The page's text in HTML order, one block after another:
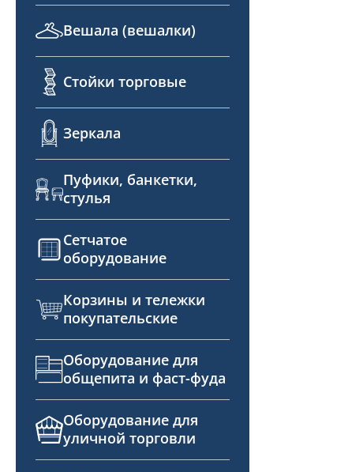
Вешала (вешалки)
Стойки торговые
Зеркала
Пуфики, банкетки,
стулья
Сетчатое
оборудование
Корзины и тележки
покупательские
Оборудование для
общепита и фаст-фуда
Оборудование для
уличной торговли